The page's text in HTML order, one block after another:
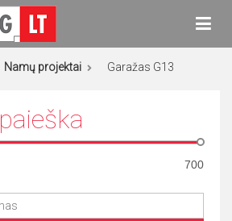
Namų projektai Garažas G13
paieška